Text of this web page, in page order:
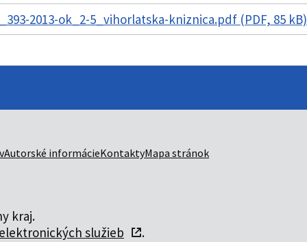
2013-ok_2-5_vihorlatska-kniznica.pdf (PDF, 85 kB)
Autorské informácieKontaktyMapa stránok
kraj.
služieb .